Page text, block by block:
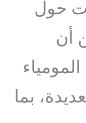
حول
أن
بما